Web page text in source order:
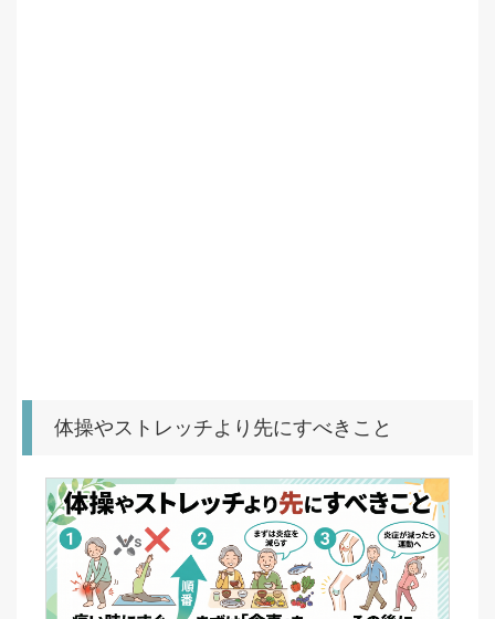
体操やストレッチより先にすべきこと